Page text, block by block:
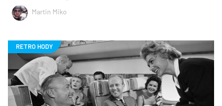
Martin Miko